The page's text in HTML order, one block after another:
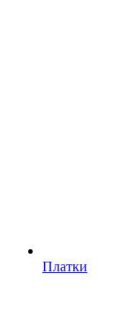
Платки